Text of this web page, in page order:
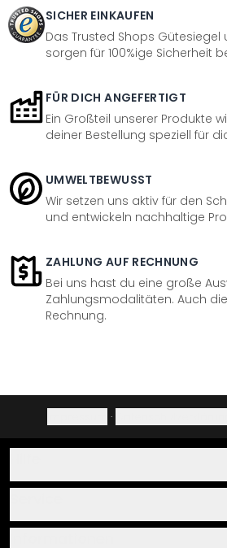
SICHER EINKAUFEN
Das Trusted Shops Gütesiegel
sorgen für 100%ige Sicherheit
FÜR DICH ANGEFERTIGT
Ein Großteil unserer Produkte
deiner Bestellung speziell für
UMWELTBEWUSST
Wir setzen uns aktiv für den
und entwickeln nachhaltige
ZAHLUNG AUF RECHNUNG
Bei uns hast du eine große
Zahlungsmodalitäten. Auch
Rechnung.
·
Über uns